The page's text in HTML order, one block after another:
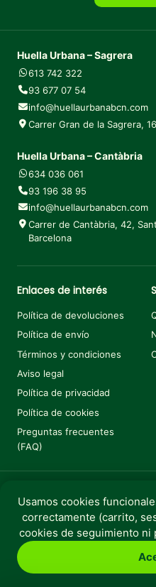
Huella Urbana – Sagrera
613 742 322
93 677 07 54
info@huellaurbanabcn.com
Carrer Gran de la Sagrera,
Huella Urbana – Cantàbria
634 036 061
93 196 38 95
info@huellaurbanabcn.com
Carrer de Cantàbria, 42,
Barcelona
Enlaces de interés
Política de devoluciones
Política de envío
Términos y condiciones
Aviso legal
Política de privacidad
Política de cookies
Preguntas frecuentes
(FAQ)
Copyright © 2025 Huella
Perro Peces
Usamos cookies
correctamente (carrito,
cookies de seguimiento ni
€6,70